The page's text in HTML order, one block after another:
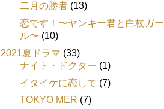
二月の勝者 (13)
恋です！〜ヤンキー君と白杖ガー
ル〜 (10)
2021夏ドラマ (33)
ナイト・ドクター (1)
イタイケに恋して (7)
TOKYO MER (7)